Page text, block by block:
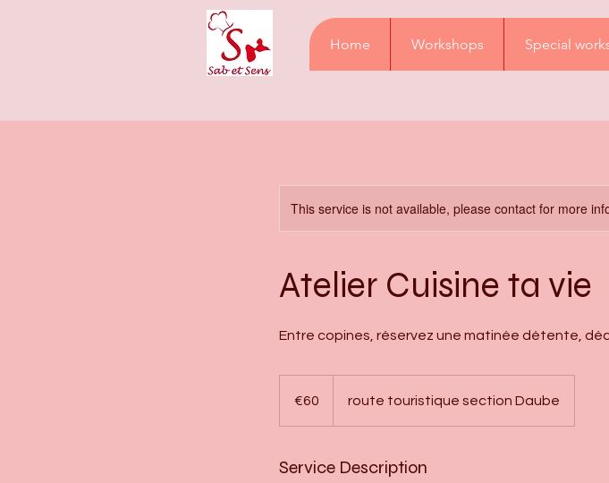
Home Workshops Special
This service is not available, please contact for more
Atelier Cuisine ta vie
Entre copines, réservez une matinée détente,
€60 route touristique section Daube
Service Description